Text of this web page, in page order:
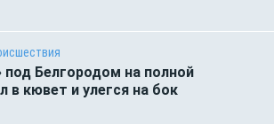
под Белгородом на полной
в кювет и улегся на бок